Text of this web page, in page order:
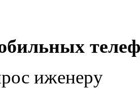
иженеру